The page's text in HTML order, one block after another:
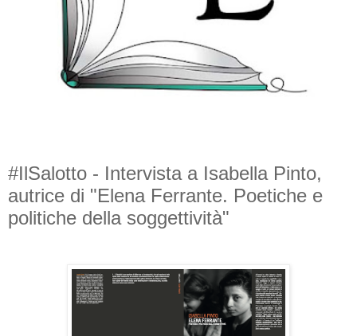
#IlSalotto - Intervista a Isabella Pinto,
autrice di "Elena Ferrante. Poetiche e
politiche della soggettività"